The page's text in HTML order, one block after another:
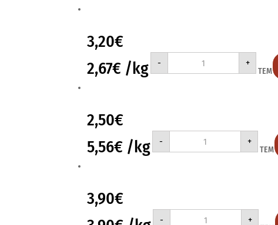
3,20€
2,67€ /kg -
ΜΠ.ΣΤΑΘΗ
ΦΑΣΟΛΑΚΙΑ
ΣΤΡΟΓΓΥΛΑ
+
ΤΕΜ
2,50€
5,56€ /kg -
ΜΠ.ΣΤΑΘΗ
ΦΑΣΟΛΑΚΙΑ
ΣΤΡΟΓΓΥΛΑ
+
ΤΕΜ
3,90€
-
ΜΠ.ΣΤΑΘΗ
ΦΑΣΟΛΑΚΙΑ
+